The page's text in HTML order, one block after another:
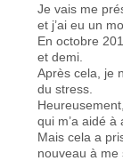
Je vais me
et j’ai eu un
En octobre
et demi.
Après cela, je
du stress.
qui m’a aidé à
Mais cela a
nouveau à me